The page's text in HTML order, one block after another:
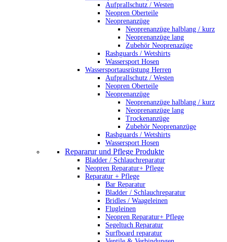
Aufprallschutz / Westen
Neopren Oberteile
Neoprenanzüge
Neoprenanzüge halblang / kurz
Neoprenanzüge lang
Zubehör Neoprenazüge
Rashguards / Wetshirts
Wassersport Hosen
Wassersportausrüstung Herren
Aufprallschutz / Westen
Neopren Oberteile
Neoprenanzüge
Neoprenanzüge halblang / kurz
Neoprenanzüge lang
Trockenanzüge
Zubehör Neoprenanzüge
Rashguards / Wetshirts
Wassersport Hosen
Repararur und Pflege Produkte
Bladder / Schlauchreparatur
Neopren Reparatur+ Pflege
Reparatur + Pflege
Bar Reparatur
Bladder / Schlauchreparatur
Bridles / Waageleinen
Flugleinen
Neopren Reparatur+ Pflege
Segeltuch Reparatur
Surfboard reparatur